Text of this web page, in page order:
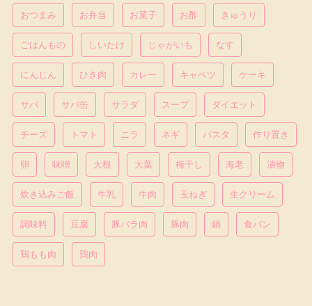
おつまみ お弁当 お菓子 お酢 きゅうり
ごはんもの しいたけ じゃがいも なす
にんじん ひき肉 カレー キャベツ ケーキ
サバ サバ缶 サラダ スープ ダイエット
チーズ トマト ニラ ネギ パスタ 作り置き
卵 味噌 大根 大葉 梅干し 海老 漬物
炊き込みご飯 牛乳 牛肉 玉ねぎ 生クリーム
調味料 豆腐 豚バラ肉 豚肉 鍋 食パン
鶏もも肉 鶏肉